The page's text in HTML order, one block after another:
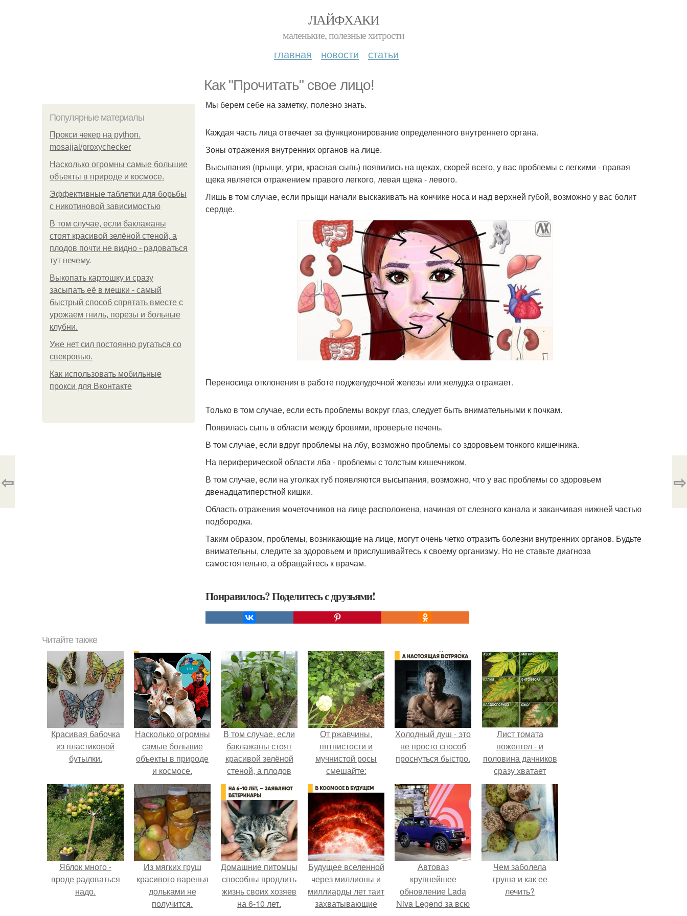
ЛАЙФХАКИ
маленькие, полезные хитрости
главная новости статьи
Как "Прочитать" свое лицо!
Популярные материалы
Прокси чекер на python.
mosajjal/proxychecker
Насколько огромны самые большие
объекты в природе и космосе.
Эффективные таблетки для борьбы
с никотиновой зависимостью
В том случае, если баклажаны
стоят красивой зелёной стеной, а
плодов почти не видно - радоваться
тут нечему.
Выкопать картошку и сразу
засыпать её в мешки - самый
быстрый способ спрятать вместе с
урожаем гниль, порезы и больные
клубни.
Уже нет сил постоянно ругаться со
свекровью.
Как использовать мобильные
прокси для Вконтакте
Мы берем себе на заметку, полезно знать.
Каждая часть лица отвечает за функционирование определенного внутреннего органа.
Зоны отражения внутренних органов на лице.
Высыпания (прыщи, угри, красная сыпь) появились на щеках, скорей всего, у вас проблемы с легкими - правая
щека является отражением правого легкого, левая щека - левого.
Лишь в том случае, если прыщи начали выскакивать на кончике носа и над верхней губой, возможно у вас болит
сердце.
Переносица отклонения в работе поджелудочной железы или желудка отражает.
Только в том случае, если есть проблемы вокруг глаз, следует быть внимательными к почкам.
Появилась сыпь в области между бровями, проверьте печень.
В том случае, если вдруг проблемы на лбу, возможно проблемы со здоровьем тонкого кишечника.
На периферической области лба - проблемы с толстым кишечником.
В том случае, если на уголках губ появляются высыпания, возможно, что у вас проблемы со здоровьем
двенадцатиперстной кишки.
Область отражения мочеточников на лице расположена, начиная от слезного канала и заканчивая нижней частью
подбородка.
Таким образом, проблемы, возникающие на лице, могут очень четко отразить болезни внутренних органов. Будьте
внимательны, следите за здоровьем и прислушивайтесь к своему организму. Но не ставьте диагноза
самостоятельно, а обращайтесь к врачам.
Понравилось? Поделитесь с друзьями!
⇦ ⇨
Читайте также
Красивая бабочка
из пластиковой
бутылки.
Насколько огромны
самые большие
объекты в природе
и космосе.
В том случае, если
баклажаны стоят
красивой зелёной
стеной, а плодов
почти не видно -
радоваться тут
нечему.
От ржавчины,
пятнистости и
мучнистой росы
смешайте:
Холодный душ - это
не просто способ
проснуться быстро.
Лист томата
пожелтел - и
половина дачников
сразу хватает
удобрение.
Яблок много -
вроде радоваться
надо.
Из мягких груш
красивого варенья
дольками не
получится.
Домашние питомцы
способны продлить
жизнь своих хозяев
на 6-10 лет.
Будущее вселенной
через миллионы и
миллиарды лет таит
захватывающие
Автоваз
крупнейшее
обновление Lada
Niva Legend за всю
Чем заболела
груша и как ее
лечить?